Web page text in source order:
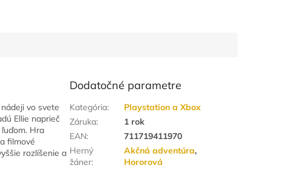
vo svete
Ellie naprieč
Hra
filmové
rozlíšenie a
Dodatočné parametre
Kategória:
Playstation a Xbox
Záruka:
1 rok
EAN:
711719411970
Herný
žáner:
Akčná adventúra,
Hororová